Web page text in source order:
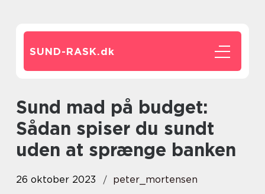
SUND-RASK.dk
Sund mad på budget:
Sådan spiser du sundt
uden at sprænge banken
26 oktober 2023
peter_mortensen